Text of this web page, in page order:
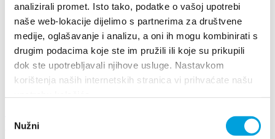
analizirali promet. Isto tako, podatke o vašoj upotrebi
naše web-lokacije dijelimo s partnerima za društvene
medije, oglašavanje i analizu, a oni ih mogu kombinirati s
drugim podacima koje ste im pružili ili koje su prikupili
dok ste upotrebljavali njihove usluge. Nastavkom
korištenja naših internetskih stranica vi prihvaćate našu
pristanka
Nužni
it
fr
pl
cs
hu
sl
es
Villa Nika, Kamberovo šetalište 30, 21216 Kaštel Stari, Hrvatska